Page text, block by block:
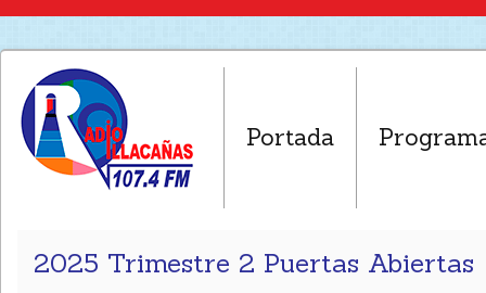
Portada
2025 Trimestre 2 Puertas Abiertas